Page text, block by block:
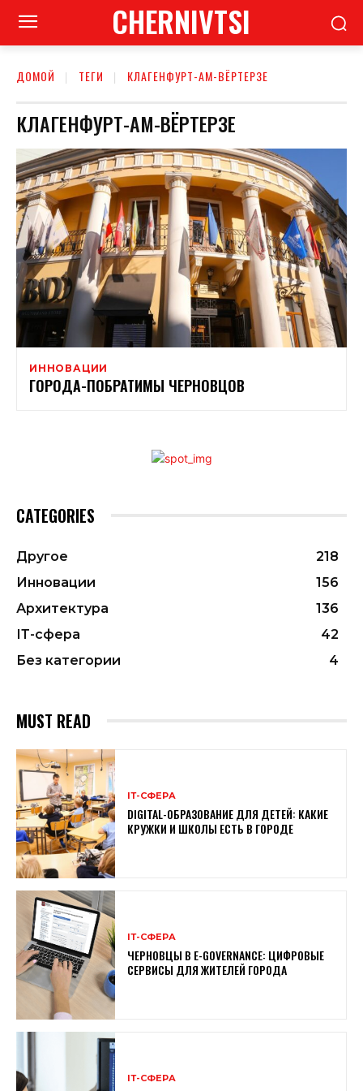
CHERNIVTSI
ДОМОЙ ТЕГИ КЛАГЕНФУРТ-АМ-ВЁРТЕРЗЕ
КЛАГЕНФУРТ-АМ-ВЁРТЕРЗЕ
ИННОВАЦИИ
ГОРОДА-ПОБРАТИМЫ ЧЕРНОВЦОВ
CATEGORIES
Другое
218
Инновации
156
Архитектура
136
ІТ-сфера
42
Без категории
4
MUST READ
ІТ-СФЕРА
DIGITAL-ОБРАЗОВАНИЕ ДЛЯ ДЕТЕЙ: КАКИЕ
КРУЖКИ И ШКОЛЫ ЕСТЬ В ГОРОДЕ
ІТ-СФЕРА
ЧЕРНОВЦЫ В E-GOVERNANCE: ЦИФРОВЫЕ
СЕРВИСЫ ДЛЯ ЖИТЕЛЕЙ ГОРОДА
ІТ-СФЕРА